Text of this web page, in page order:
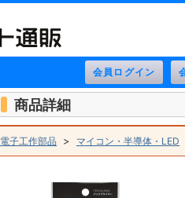
商品詳細
電子工作部品 > マイコン・半導体・LED